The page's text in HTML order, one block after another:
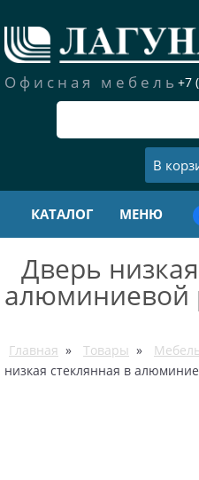
Обеденные столы в
пластике
Мебель для персонала
руководителя
руководителей
Офисная мебель +7
В
КАТАЛОГ МЕНЮ
Дверь
алюминиевой
Главная » Товары »
низкая стеклянная в